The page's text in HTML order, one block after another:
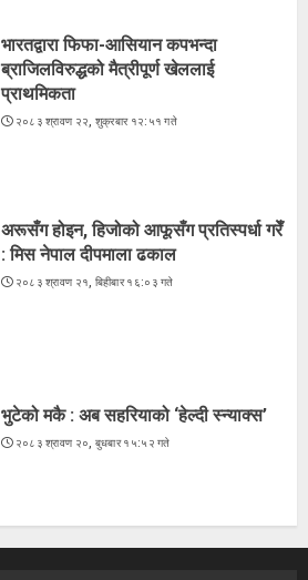
भारतद्वारा फिफा-आसियान कपभन्दा
ब्राजिलविरुद्धको मैत्रीपूर्ण खेललाई
प्राथमिकता
२०८३ श्रावण २२, शुक्रबार १२:५१ गते
अरूसँग होइन, हिजोको आफूसँग प्रतिस्पर्धा गरेँ
: मिस नेपाल दीपमाला ढकाल
२०८३ श्रावण २१, बिहीबार १६:०३ गते
भुटेको मकै : अब सहरियाको ‘हेल्दी स्न्याक्स’
२०८३ श्रावण २०, बुधबार १५:५२ गते